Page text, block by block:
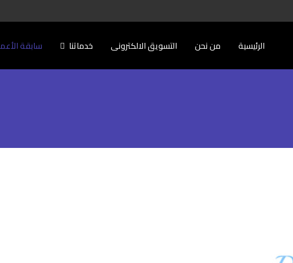
الرئيسية من نحن التسويق الالكترونى خدماتنا سابقة